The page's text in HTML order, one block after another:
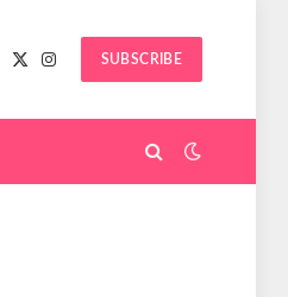
X
Instagram
SUBSCRIBE